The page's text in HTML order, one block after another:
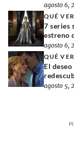
agosto 6,
QUÉ VER
7 series
estreno
agosto 6,
QUÉ VER
El
agosto 5,